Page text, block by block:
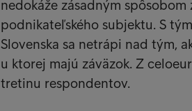
nedokáže zásadným
podnikateľského subjektu. S
Slovenska sa netrápi nad tým,
u ktorej majú záväzok. Z
tretinu respondentov.